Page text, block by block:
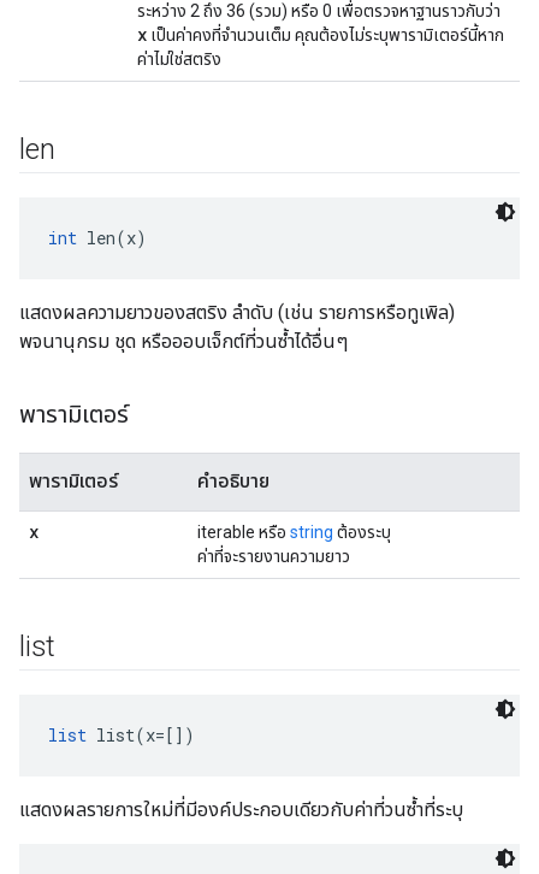
ระหว่าง 2 ถึง 36 (รวม) หรือ 0 เพื่อตรวจหาฐานราวกับว่า
x เป็นค่าคงที่จำนวนเต็ม คุณต้องไม่ระบุพารามิเตอร์นี้หาก
ค่าไม่ใช่สตริง
len
int len(x)
แสดงผลความยาวของสตริง ลำดับ (เช่น รายการหรือทูเพิล)
พจนานุกรม ชุด หรือออบเจ็กต์ที่วนซ้ำได้อื่นๆ
พารามิเตอร์
พารามิเตอร์ คำอธิบาย
x iterable หรือ string ต้องระบุ
ค่าที่จะรายงานความยาว
list
list list(x=[])
แสดงผลรายการใหม่ที่มีองค์ประกอบเดียวกับค่าที่วนซ้ำที่ระบุ